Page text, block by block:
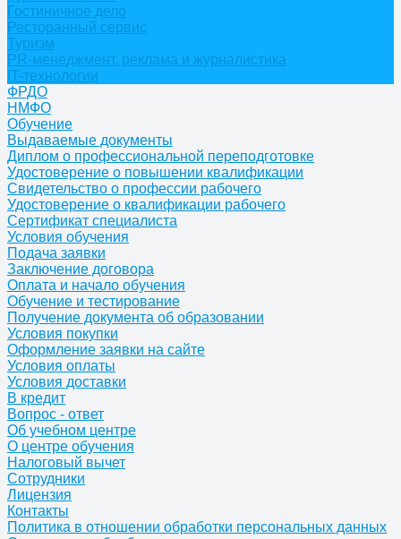
Гостиничное дело
Ресторанный сервис
Туризм
PR-менеджмент, реклама и журналистика
IT-технологии
ФРДО
НМФО
Обучение
Выдаваемые документы
Диплом о профессиональной переподготовке
Удостоверение о повышении квалификации
Свидетельство о профессии рабочего
Удостоверение о квалификации рабочего
Сертификат специалиста
Условия обучения
Подача заявки
Заключение договора
Оплата и начало обучения
Обучение и тестирование
Получение документа об образовании
Условия покупки
Оформление заявки на сайте
Условия оплаты
Условия доставки
В кредит
Вопрос - ответ
Об учебном центре
О центре обучения
Налоговый вычет
Сотрудники
Лицензия
Контакты
Политика в отношении обработки персональных данных